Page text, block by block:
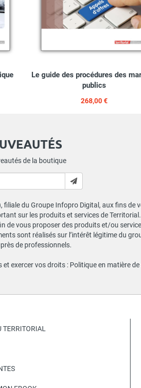
Le guide des procédures des
publics
268,00 €
de la boutique
filiale du Groupe Infopro Digital, aux fins de
sur les produits et services de
de vous proposer des produits et/ou
sont réalisés sur l’intérêt légitime du
de professionnels.
et exercer vos droits : Politique en matière
TERRITORIAL